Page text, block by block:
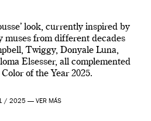
look, currently inspired by
muses from different decades
Twiggy, Donyale Luna,
Elsesser, all complemented
Color of the Year 2025.
/ 2025 — VER MÁS